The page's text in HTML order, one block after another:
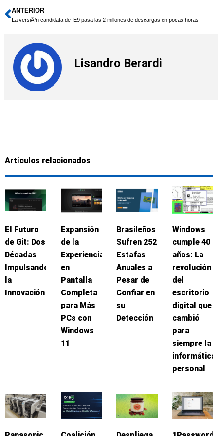
Ant
ANTERIOR
La versiÃ³n candidata de IE9 pasa las 2 millones de descargas en pocas horas
Lisandro Berardi
Artículos relacionados
El Futuro
de Git: Dos
Décadas
Impulsando
la
Innovación
Expansión
de la
Experiencia
en
Pantalla
Completa
para Más
PCs con
Windows
11
Brasileños
Sufren 252
Estafas
Anuales a
Pesar de
Confiar en
su
Detección
Windows
cumple 40
años: La
revolución
del
escritorio
digital que
cambió
para
siempre la
informática
personal